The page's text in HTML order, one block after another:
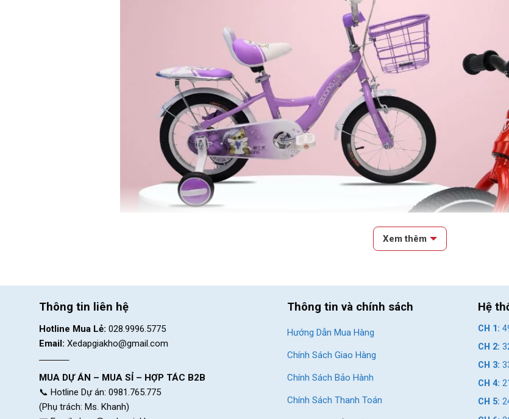
Lợi Ích Của Việc Cho Bé Tập Đi Xe Từ Sớm
Cho bé tập đi xe từ sớm là một quyết định đúng đắn vì mang lại cho bé nhiều lợi ích cả về thể
Xem thêm
Thông tin liên hệ
Hotline Mua Lẻ: 028.9996.5775
Email: Xedapgiakho@gmail.com
MUA DỰ ÁN – MUA SỈ – HỢP TÁC B2B
📞 Hotline Dự án: 0981.765.775
(Phụ trách: Ms. Khanh)
Thông tin và chính sách
Hướng Dẫn Mua Hàng
Chính Sách Giao Hàng
Chính Sách Bảo Hành
Chính Sách Thanh Toán
Hệ
CH 1:
CH 2:
CH 3:
CH 4:
CH 5: